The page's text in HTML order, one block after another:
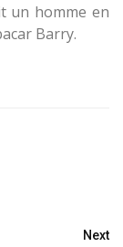
un homme en
Barry.
Next